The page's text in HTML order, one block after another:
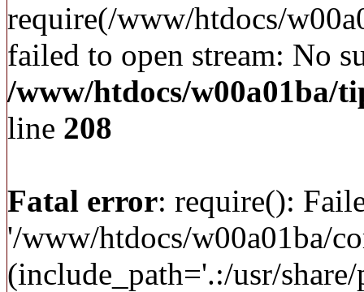
require(/www/htdocs/
failed to open stream: No
/www/htdocs/w00a01ba/
line 208
Fatal error: require():
'/www/htdocs/w00a01ba/
(include_path='.:/usr/